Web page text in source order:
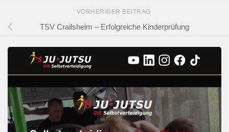
VORHERIGER BEITRAG
TSV Crailsheim – Erfolgreiche Kinderprüfung